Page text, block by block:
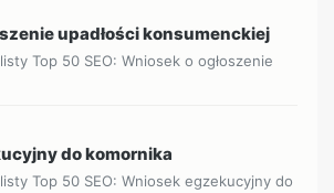
upadłości konsumenckiej
Top 50 SEO: Wniosek o ogłoszenie
do komornika
Top 50 SEO: Wniosek egzekucyjny do